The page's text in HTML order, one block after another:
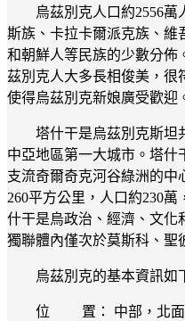
烏茲別克人口約2556
斯族、卡拉卡爾派克族、維
和朝鮮人等民族的少數分佈
茲別克人大多長相俊美，很
使得烏茲別克新娘廣受歡迎
塔什干是烏茲別克斯坦
中亞地區第一大城市。塔什
支流奇爾奇克河谷綠洲的中
260平方公里，人口約230
什干是烏政治、經濟、文化
獨聯體內僅次於莫斯科、聖
烏茲別克的基本資訊如
位 置： 中部，北面